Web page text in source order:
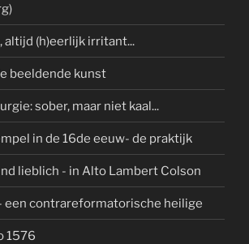
altijd (h)eerlijk irritant...
beeldende kunst
sober, maar niet kaal...
in de 16de eeuw- de praktijk
lieblich - in Alto Lambert Colson
een contrareformatorische heilige
1576